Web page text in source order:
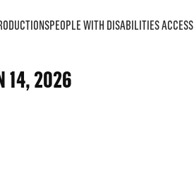
PEOPLE WITH DISABILITIES ACCESS
14, 2026